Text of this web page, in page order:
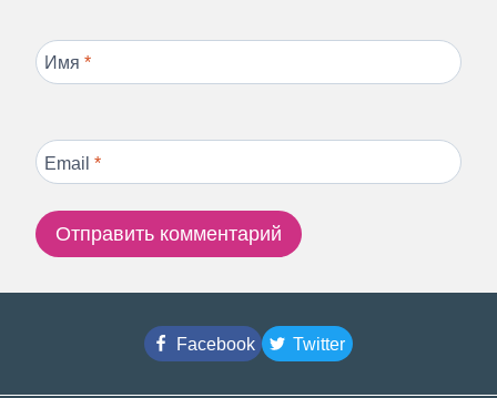
Имя *
Email *
Facebook Twitter